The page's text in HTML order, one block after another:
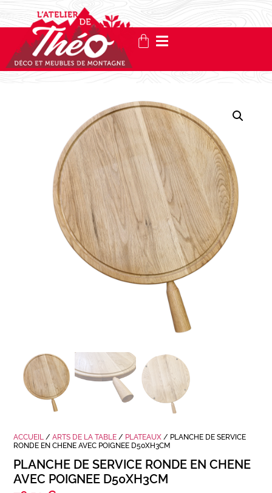
ACCUEIL /ARTS DE LA TABLE / PLATEAUX / PLANCHE DE SERVICE
RONDE EN CHENE AVEC POIGNEE D50XH3CM
PLANCHE DE SERVICE RONDE EN CHENE
AVEC POIGNEE D50XH3CM